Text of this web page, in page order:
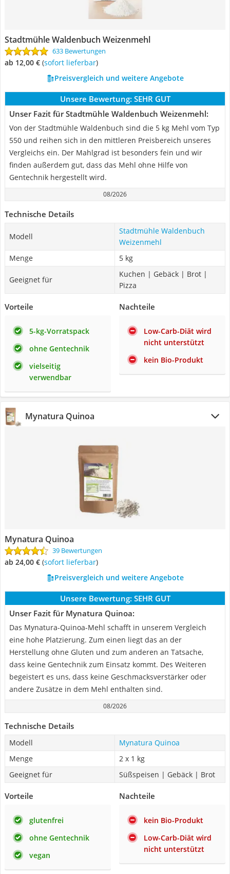
Stadtmühle Waldenbuch Weizenmehl
633 Bewertungen
ab 12,00 € ( Sofort lieferbar)
Preisvergleich und weitere Angebote
Unsere Bewertung: SEHR GUT
Unser Fazit für Stadtmühle Waldenbuch Weizenmehl:
Von der Stadtmühle Waldenbuch sind die 5 kg Mehl vom Typ
550 und reihen sich in den mittleren Preisbereich unseres
Vergleichs ein. Der Mahlgrad ist besonders fein und wir
finden außerdem gut, dass das Mehl ohne Hilfe von
Gentechnik hergestellt wird.
08/2026
Technische Details
Modell
Stadtmühle Waldenbuch
Weizenmehl
Menge
5 kg
Geeignet für
Kuchen | Gebäck | Brot |
Pizza
Vorteile
5-kg-Vorratspack
ohne Gentechnik
vielseitig
verwendbar
Nachteile
Low-Carb-Diät wird
nicht unterstützt
kein Bio-Produkt
Mynatura Quinoa
Mynatura Quinoa
39 Bewertungen
ab 24,00 € ( Sofort lieferbar)
Preisvergleich und weitere Angebote
Unsere Bewertung: SEHR GUT
Unser Fazit für Mynatura Quinoa:
Das Mynatura-Quinoa-Mehl schafft in unserem Vergleich
eine hohe Platzierung. Zum einen liegt das an der
Herstellung ohne Gluten und zum anderen an Tatsache,
dass keine Gentechnik zum Einsatz kommt. Des Weiteren
begeistert es uns, dass keine Geschmacksverstärker oder
andere Zusätze in dem Mehl enthalten sind.
08/2026
Technische Details
Modell
Mynatura Quinoa
Menge
2 x 1 kg
Geeignet für
Süßspeisen | Gebäck | Brot
Vorteile
glutenfrei
ohne Gentechnik
vegan
Nachteile
kein Bio-Produkt
Low-Carb-Diät wird
nicht unterstützt